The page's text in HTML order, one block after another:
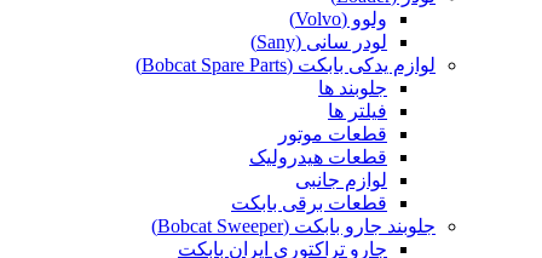
ولوو (Volvo)
لودر سانی (Sany)
لوازم یدکی بابکت (Bobcat Spare Parts)
جلوبند ها
فیلتر ها
قطعات موتور
قطعات هیدرولیک
لوازم جانبی
قطعات برقی بابکت
جلوبند جارو بابکت (Bobcat Sweeper)
جارو تراکتوری ایران بابکت